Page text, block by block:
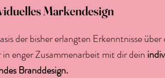
Markendesign
der bisher erlangten Erkenntnisse
enger Zusammenarbeit mit dir dein
Branddesign.